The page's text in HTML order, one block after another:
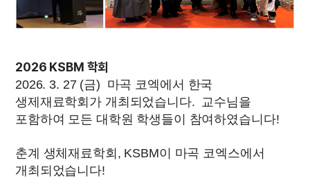
2026 KSBM 학회
2026. 3. 27 (금) 마곡 코엑에서 한국
생제재료학회가 개최되었습니다. 교수님을
포함하여 모든 대학원 학생들이 참여하였습니다!
춘계 생체재료학회, KSBM이 마곡 코엑스에서
개최되었습니다!